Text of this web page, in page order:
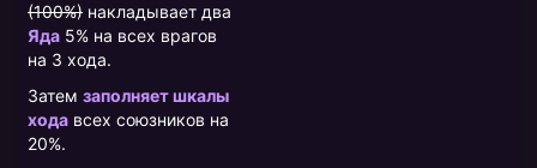
(100%) накладывает два
Яда 5% на всех врагов
на 3 хода.
Затем заполняет шкалы
хода всех союзников на
20%.